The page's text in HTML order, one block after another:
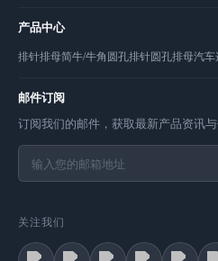
产品中心
排针排母简牛/牛角圆孔排针圆孔排母汽车
邮件订阅
订阅我们的邮件，获取最新产品资讯
关注我们